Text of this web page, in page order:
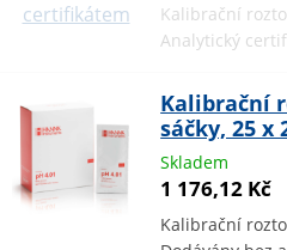
Kalibrační
Analytický
Kalibrační
sáčky, 25 x
Skladem
1 176,12 Kč
Kalibrační